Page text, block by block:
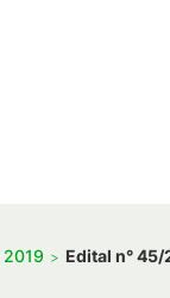
2019 Edital n°